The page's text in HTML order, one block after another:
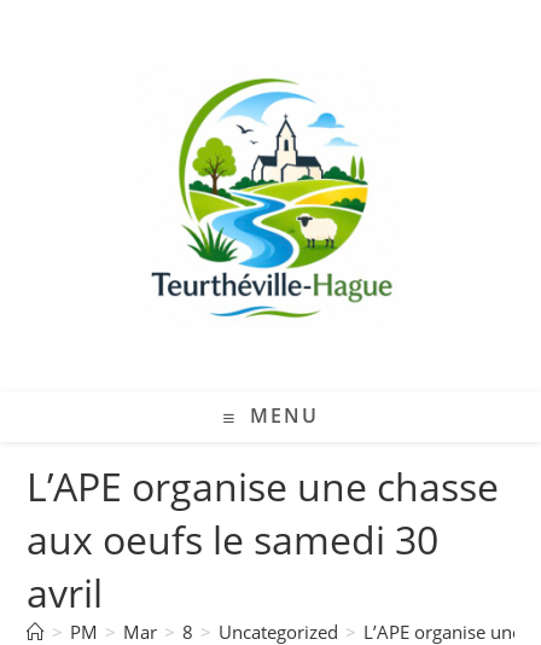
MENU
L’APE organise une chasse
aux oeufs le samedi 30
avril
> PM > Mar > 8 > Uncategorized > L’APE organise une